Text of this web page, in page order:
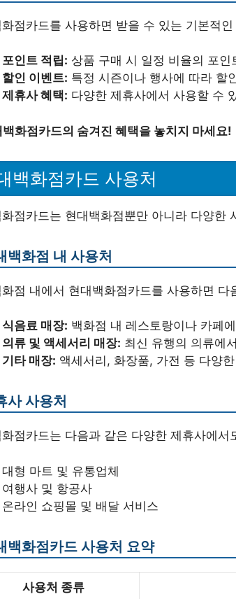
점카드를 사용하면 받을 수 있는 기본적
포인트 적립: 상품 구매 시 일정 비율의 포인
할인 이벤트: 특정 시즌이나 행사에 따라 할
제휴사 혜택: 다양한 제휴사에서 사용할 수
백화점카드의 숨겨진 혜택을 놓치지 마세요!
백화점카드 사용처
점카드는 현대백화점뿐만 아니라 다양한
백화점 내 사용처
점 내에서 현대백화점카드를 사용하면
식음료 매장: 백화점 내 레스토랑이나 카페
의류 및 액세서리 매장: 최신 유행의 의류에
기타 매장: 액세서리, 화장품, 가전 등 다양
사 사용처
점카드는 다음과 같은 다양한 제휴사에서
대형 마트 및 유통업체
여행사 및 항공사
온라인 쇼핑몰 및 배달 서비스
백화점카드 사용처 요약
사용처 종류